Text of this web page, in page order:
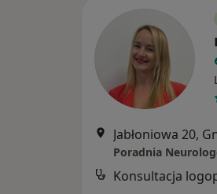
Jabłoniowa 20,
Poradnia
Konsultacja